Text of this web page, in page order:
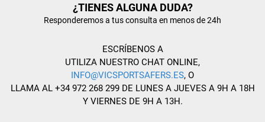
¿TIENES ALGUNA DUDA?
Responderemos a tus consulta en menos de 24h
ESCRÍBENOS A
UTILIZA NUESTRO CHAT ONLINE,
INFO@VICSPORTSAFERS.ES, O
LLAMA AL +34 972 268 299 DE LUNES A JUEVES A 9H A 18H
Y VIERNES DE 9H A 13H.